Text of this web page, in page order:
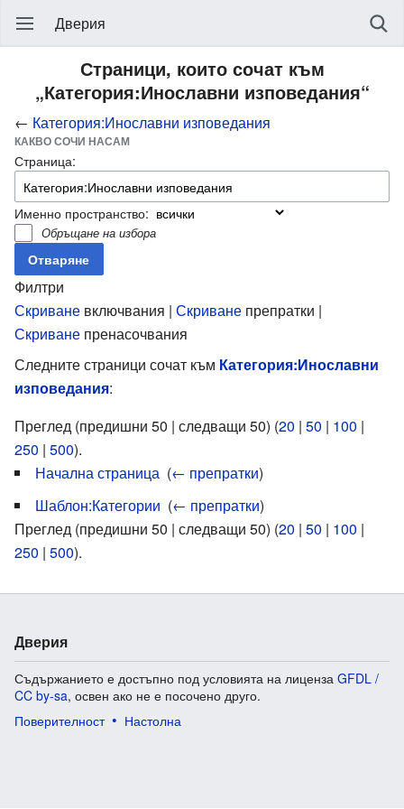
Дверия
Страници, които сочат към
„Категория:Инославни изповедания“
← Категория:Инославни изповедания
КАКВО СОЧИ НАСАМ
Страница:
Именно пространство:
Обръщане на избора
Филтри
Скриване включвания | Скриване препратки |
Скриване пренасочвания
Следните страници сочат към Категория:Инославни
изповедания:
Преглед (предишни 50 | следващи 50) (20 | 50 | 100 |
250 | 500).
Начална страница (← препратки)
Шаблон:Категории (← препратки)
Преглед (предишни 50 | следващи 50) (20 | 50 | 100 |
250 | 500).
Дверия
Съдържанието е достъпно под условията на лиценза GFDL /
CC by-sa, освен ако не е посочено друго.
Поверителност
Настолна